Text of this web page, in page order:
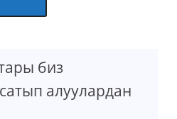
биз
алуулардан